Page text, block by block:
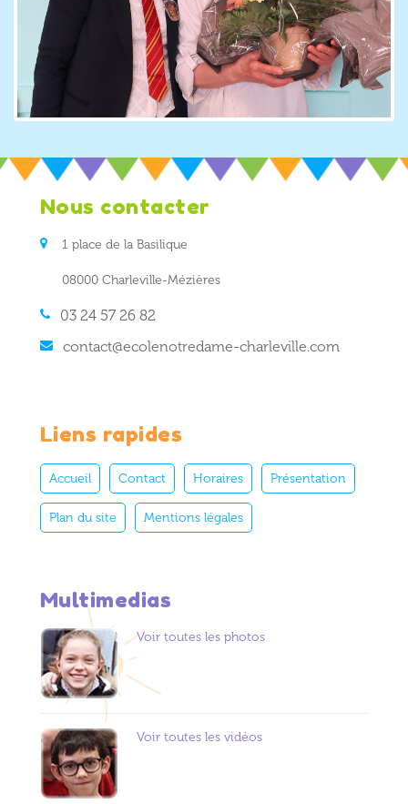
Nous contacter
1 place de la Basilique
08000 Charleville-Mézières
03 24 57 26 82
contact@ecolenotredame-charleville.com
Liens rapides
Accueil Contact Horaires Présentation
Plan du site Mentions légales
Multimedias
Voir toutes les photos
Voir toutes les vidéos